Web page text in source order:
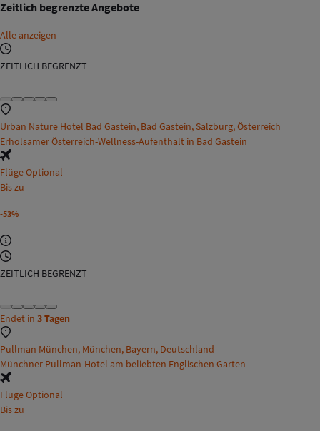
Zeitlich begrenzte Angebote
Alle anzeigen
ZEITLICH BEGRENZT
Urban Nature Hotel Bad Gastein, Bad Gastein, Salzburg, Österreich
Erholsamer Österreich-Wellness-Aufenthalt in Bad Gastein
Flüge Optional
Bis zu
-53%
ZEITLICH BEGRENZT
Endet in 3 Tagen
Pullman München, München, Bayern, Deutschland
Münchner Pullman-Hotel am beliebten Englischen Garten
Flüge Optional
Bis zu